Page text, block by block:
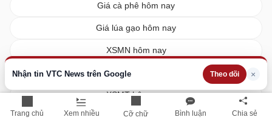
Trang chủ Xem nhiều Cỡ chữ Bình luận Chia sẻ
Nhận tin VTC News trên Google Theo dõi ×
Giá cà phê hôm nay
Giá lúa gạo hôm nay
XSMN hôm nay
XSMB hôm nay
XSMT hôm nay
Vietlott hôm nay